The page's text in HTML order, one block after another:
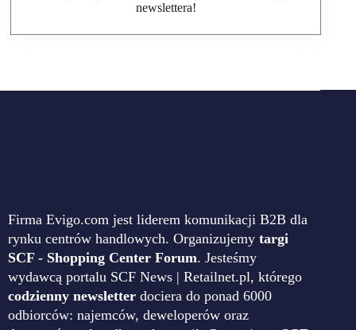
newslettera!
Firma Evigo.com jest liderem komunikacji B2B dla
rynku centrów handlowych. Organizujemy targi
SCF - Shopping Center Forum. Jesteśmy
wydawcą portalu SCF News | Retailnet.pl, którego
codzienny newsletter dociera do ponad 6000
odbiorców: najemców, deweloperów oraz